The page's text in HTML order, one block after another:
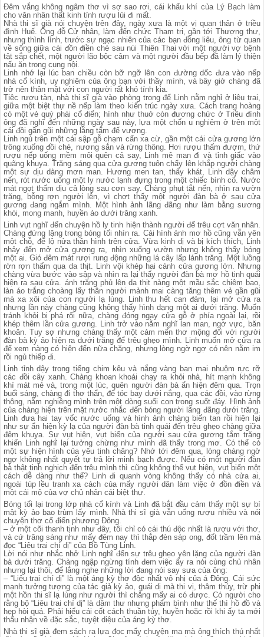
Đêm vắng không ngâm thơ vì sợ sao rơi, cái khẩu khí của Lý Bạch làm
cho văn nhân thất kinh tỉnh rượu lủi đi mất.
Nhà thi sĩ già nói chuyện trên đây, ngày xưa là một vị quan thân ở triều
đình Huế. Ông đỗ Cử nhân, làm đến chức Tham tri, gần tới Thượng thư,
nhưng thình lình, trước sự ngạc nhiên của các bạn đồng liêu, ông từ quan
về sống giữa cái đồn điền chè sau núi Thiên Thai với một người vợ bệnh
tật sắp chết, một người lão bộc câm và một người đầu bếp đã làm lý thiện
nấu ăn trong cung nội.
Linh nhớ lại lúc ban chiều còn bỡ ngỡ lên con đường dốc đưa vào nếp
nhà cổ kính, uy nghiêm của ông bạn với thầy mình, và bây giờ chàng đã
trở nên thân mật với con người rất khó tính kia.
Tiệc rượu tàn, nhà thi sĩ già vào phòng trong để Linh nằm nghỉ ở liêu trai,
giữa một biệt thự nề nếp làm theo kiến trúc ngày xưa. Cách trang hoàng
có một vẻ quý phái cổ điển; hình như thuở còn đương chức ở Triều đình
ông đã nghĩ đến những ngày sau này, lựa một chốn u nghiêm ở trên một
cái đồi gần gũi những lăng tẩm đế vương.
Linh ngủ trên một cái sập gỗ chạm cẩn xa cừ, gần một cái cửa gương lớn
trông xuống đồi chè, nương sắn và rừng thông. Hơi rượu thấm đượm, thứ
rượu nếp uống mềm môi quên cả say, Linh mê man đi và tỉnh giấc vào
quãng khuya. Trăng sáng qua cửa gương tuôn chẩy lên khắp người chàng
một sự dịu dàng mơn man. Hương men tan, thấy khát, Linh dậy châm
nến, rót nước uống một ly nước lạnh đựng trong một chiếc bình cổ. Nước
mát ngọt thấm dịu cả lòng sau cơn say. Chàng phụt tắt nến, nhìn ra vườn
trăng, bỗng rợn người lên, vì chợt thấy một người đàn bà ở sau cửa
gương đang ngắm mình. Một hình ảnh lãng đãng như làm bằng sương
khói, mong manh, huyền ảo dưới trăng xanh.
Linh vụt nghĩ đến chuyện hồ ly tinh hiện thành người để trêu cợt văn nhân.
Chàng đứng lặng trong bóng tối nhìn ra. Cái hình ảnh mơ hồ cũng vẫn yên
một chỗ, để lộ nửa thân hình trên cửa. Vừa kinh dị và bị kích thích, Linh
nhảy đến mở cửa gương ra, nhìn xuống vườn nhưng không thấy bóng
một ai. Gió đêm mát rượi rung động những lá cây lấp lánh trăng. Một luồng
rờn rợn thấm qua da thịt. Linh vội khép hai cánh cửa gương lớn. Nhưng
chàng vừa bước vào sập và nhìn ra lại thấy người đàn bà mơ hồ tinh quái
hiện ra sau cửa. ánh trăng phủ lên da thịt nàng một mầu sắc chiêm bao,
làn áo trắng choàng lấy thân người mảnh mai càng tăng thêm vẻ gần gũi
mà xa xôi của con người lạ lùng. Linh thu hết can đảm, lại mở cửa ra
nhưng lần này chàng cũng không thấy hình dạng một ai dưới trăng. Muốn
tránh khỏi bị phá rối nữa, chàng đóng ngay cửa gỗ ở phía ngoài lại, rồi
khép thêm lần cửa gương. Linh trở vào nằm nghĩ lan man, ngờ vực, băn
khoăn. Tuy sợ nhưng chàng thấy một cảm mến thơ mộng đối với người
đàn bà kỳ ảo hiện ra dưới trăng để trêu ghẹo mình. Linh muốn mở cửa ra
để xem nàng có hiện đến nữa chăng, nhưng lòng ngờ ngợ có nên nằm im
rồi ngủ thiếp đi.
Linh tỉnh dậy trong tiếng chim kêu và nắng vàng ban mai nhuộm rực rỡ
các đồi cây xanh. Chàng khoan khoái chạy ra khỏi nhà, hít mạnh không
khí mát mẻ và, trong một lúc, quên người đàn bà ẩn hiện đêm qua. Trọn
buổi sáng, chàng đi thơ thẩn, để tóc bay dưới nắng, qua các đồi, vào rừng
thông, nằm nghiêng mình trên một dòng suối con trong suốt đáy. Hình ảnh
của chàng hiện trên mặt nước nhắc đến bóng người lãng đãng dưới trăng.
Linh đưa hai tay vốc nước uống và hình ảnh chàng biến tan rồi hiện lại
như sự ẩn hiện kỳ lạ của người đàn bà tinh quái đến trêu ghẹo chàng giữa
đêm khuya. Sự vụt hiện, vụt biến của người sau cửa gương tắm trăng
khiến Linh nghĩ lại tưởng chừng như mình đã thấy trong mơ. Có thể có
một sự hiện hình của yêu tinh chăng? Nhớ tới đêm qua, lòng chàng ngờ
ngợ không nhất quyết tự trả lời minh bạch được. Nếu có một người đàn
bà thật tinh nghịch đến trêu mình thì cũng không thể vụt hiện, vụt biến một
cách dễ dàng như thế? Linh đi quanh vòng không thấy có nhà cửa ai,
ngoài túp lều tranh xa cách của mấy người dân làm việc ở đồn điền và
một cái mộ của vợ chủ nhân cái biệt thự.
Bóng tối lại trong lớp nhà cổ kính và Linh đã bắt đầu cảm thấy một sự bí
mật kỳ ảo bao trùm lấy mình. Nhà thi sĩ già vẫn uống rượu nhiều và nói
chuyện thơ cổ điển phương Đông.
– ở một cõi thanh tịnh như đây, tôi chỉ có cái thú độc nhất là rượu với thơ,
và cứ trăng sáng như mấy đêm nay thì thắp đèn sáp ong, đốt trầm lên mà
đọc “Liêu trai chí dị” của Bồ Tùng Linh.
Lời nói như nhắc nhở Linh nghĩ đến sự trêu ghẹo yên lặng của người đàn
bà dưới trăng. Chàng ngập ngừng tính đem việc ấy ra nói cùng chủ nhân
nhưng lại thôi, để lắng nghe những lời đang nói say sưa của ông:
– “Liêu trai chí dị” là một áng kỳ thơ độc nhất vô nhị của á Đông. Cái sức
mạnh tưởng tượng của tác giả kỳ ảo, quái dị mà thi vị, thâm thúy, trừ phi
một hồn thi sĩ lạ lùng như người thì chẳng mấy ai có được. Có người cho
rằng bộ “Liêu trai chí dị” là dâm thư nhưng phẩm bình như thế thì hồ đồ và
hẹp hòi quá. Phải hiểu cái cốt cách thuần túy, huyền hoặc rồi khi ấy ta mới
thấu nhận về đặc sắc, tuyệt diệu của áng kỳ thơ.
Nhà thi sĩ già đem sách ra lựa đọc mấy chuyện ma mà ông thích thú nhất